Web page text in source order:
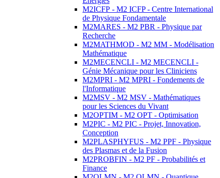
M2ICFP - M2 ICFP - Centre International
de Physique Fondamentale
M2MARES - M2 PBR - Physique par
Recherche
M2MATHMOD - M2 MM - Modélisation
Mathématique
M2MECENCLI - M2 MECENCLI -
Génie Mécanique pour les Cliniciens
M2MPRI - M2 MPRI - Fondements de
l'Informatique
M2MSV - M2 MSV - Mathématiques
pour les Sciences du Vivant
M2OPTIM - M2 OPT - Optimisation
M2PIC - M2 PIC - Projet, Innovation,
Conception
M2PLASPHYFUS - M2 PPF - Physique
des Plasmas et de la Fusion
M2PROBFIN - M2 PF - Probabilités et
Finance